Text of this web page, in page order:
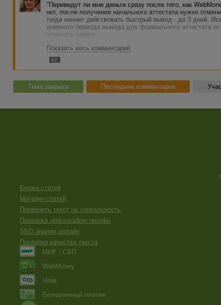
"Переведут ли мне деньги сразу после того, как
нет, после получения начального аттестата нужно
тогда начнет действовать быстрый вывод - до 3 дней.
дневного периода вывода для формального аттестата
отменять заявку.
Тема закрыта.
Показать весь комментарий
#7
Тема закрыта Последние комментарии
Биржа статей
Магазин статей
Проверить текст на уникальность
Проверка орфографии онлайн
SEO анализ онлайн
Проверка качества текста
МИР / СБП
WebMoney
Volet
Безналичный платеж